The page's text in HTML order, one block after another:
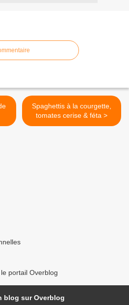
Spaghettis à la courgette,
tomates cerise & féta >
portail Overblog
blog sur Overblog